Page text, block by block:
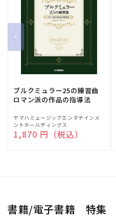
ブルクミュラー25の練習曲
ロマン派の作品の指導法
販
売
元:
ヤマハミュージックエンタテインメ
ントホールディングス
通常価格
1,870 円（税込）
書籍/電子書籍 特集